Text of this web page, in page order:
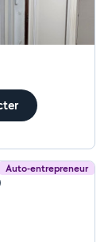
Auto-entrepreneur